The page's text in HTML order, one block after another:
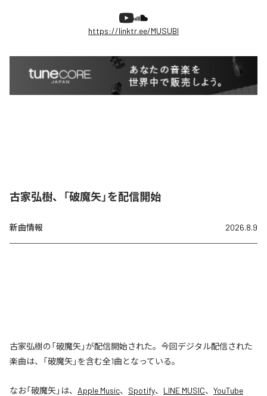
https://linktr.ee/MUSUBI
古家弘樹、「破魔矢」を配信開始
新曲情報 2026.8.9
古家弘樹の「破魔矢」が配信開始された。今回デジタル配信された
楽曲は、「破魔矢」を含む全1曲となっている。
なお「破魔矢」は、 Apple Music、 Spotify、 LINE MUSIC、 YouTube